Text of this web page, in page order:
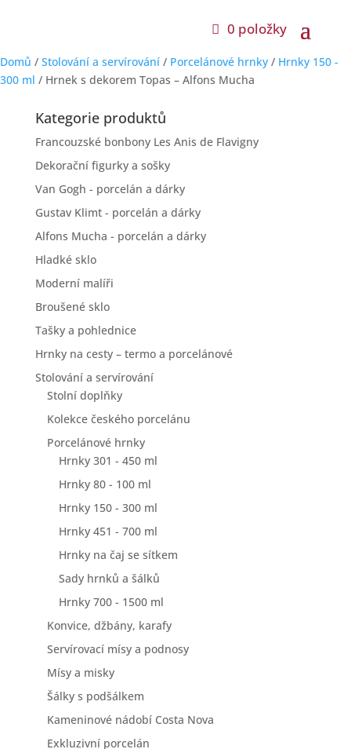
0 položky
Domů / Stolování a servírování / Porcelánové hrnky / Hrnky 150 -
300 ml / Hrnek s dekorem Topas – Alfons Mucha
Kategorie produktů
Francouzské bonbony Les Anis de Flavigny
Dekorační figurky a sošky
Van Gogh - porcelán a dárky
Gustav Klimt - porcelán a dárky
Alfons Mucha - porcelán a dárky
Hladké sklo
Moderní malíři
Broušené sklo
Tašky a pohlednice
Hrnky na cesty – termo a porcelánové
Stolování a servírování
Stolní doplňky
Kolekce českého porcelánu
Porcelánové hrnky
Hrnky 301 - 450 ml
Hrnky 80 - 100 ml
Hrnky 150 - 300 ml
Hrnky 451 - 700 ml
Hrnky na čaj se sítkem
Sady hrnků a šálků
Hrnky 700 - 1500 ml
Konvice, džbány, karafy
Servírovací mísy a podnosy
Mísy a misky
Šálky s podšálkem
Kameninové nádobí Costa Nova
Exkluzivní porcelán